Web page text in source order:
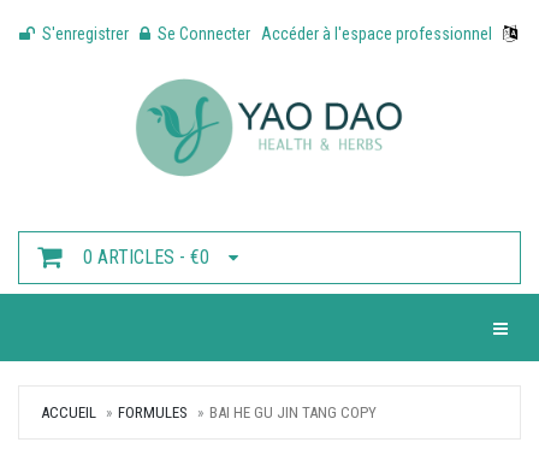
S'enregistrer Se Connecter Accéder à l'espace professionnel
0 ARTICLES - €0
ACCUEIL FORMULES BAI HE GU JIN TANG COPY